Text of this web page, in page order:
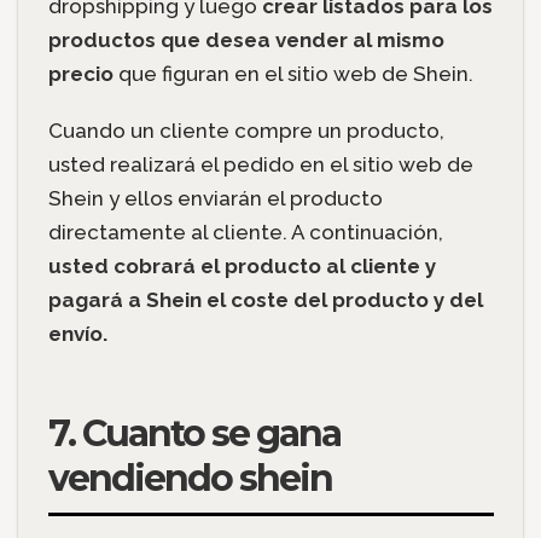
dropshipping y luego crear listados para los
productos que desea vender al mismo
precioque figuran en el sitio web de Shein.
Cuando un cliente compre un producto,
usted realizará el pedido en el sitio web de
Shein y ellos enviarán el producto
directamente al cliente. A continuación,
usted cobrará el producto al cliente y
pagará a Shein el coste del producto y del
envío.
7. Cuanto se gana
vendiendo shein